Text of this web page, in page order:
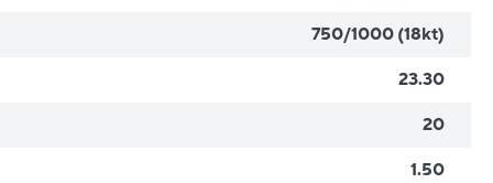
750/1000 (18kt)
23.30
20
1.50